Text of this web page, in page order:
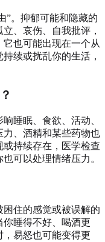
”。抑郁可能和隐藏的
、哀伤、自我批评，
也可能出现在一个从
续或扰乱你的生活，
睡眠、食欲、活动、
、酒精和某些药物也
持续存在，医学检查
可以处理情绪压力。
住的感觉或被误解的
睡得不好、喝酒更
易怒也可能变得更